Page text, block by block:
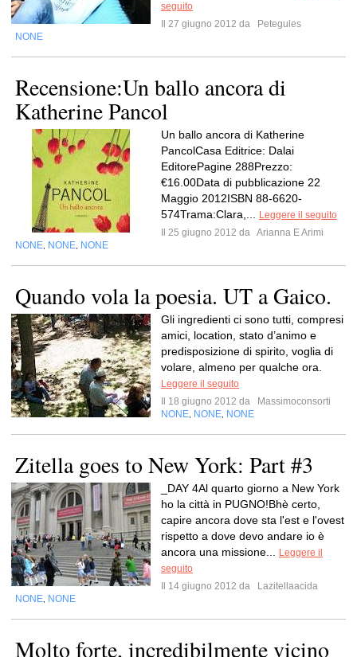
seguito
Il 27 giugno 2012 da
Petegules
NONE
Recensione:Un ballo ancora di
Katherine Pancol
Un ballo ancora di Katherine
PancolCasa Editrice: Dalai
EditorePagine 288Prezzo:
€16.00Data di pubblicazione 22
Maggio 2012ISBN 88-6620-
574Trama:Clara,...
Leggere il seguito
Il 25 giugno 2012 da Arianna E Arimi
NONE NONE NONE
Quando vola la poesia. UT a Gaico.
Gli ingredienti ci sono tutti, compresi
amici, location, stato d’animo e
predisposizione di spirito, voglia di
volare, almeno per qualche ora.
Leggere il seguito
Il 18 giugno 2012 da
Massimoconsorti
NONE NONE NONE
Zitella goes to New York: Part #3
_DAY 4Al quarto giorno a New York
ho la città in PUGNO!Bhè certo,
capire ancora dove sta l'est e l'ovest
rispetto a dove devo andare io è
ancora una missione...
Leggere il
seguito
Il 14 giugno 2012 da
Lazitellaacida
NONE NONE
Molto forte, incredibilmente vicino